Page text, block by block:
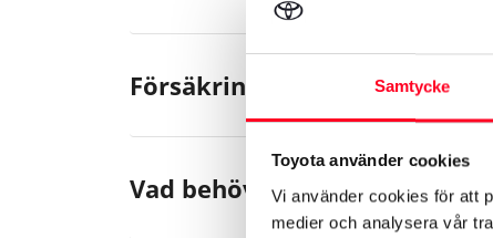
Samtycke
Toyota använder cookies
Vi använder cookies för att
medier och analysera vår
Försäkring
Vad behöver du mer? Välj